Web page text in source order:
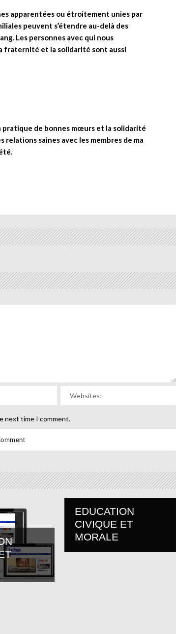
apparentées ou étroitement unies par
peuvent s’étendre au-delà des
Les personnes avec qui nous
fraternité et la solidarité sont aussi
de bonnes mœurs et la solidarité
saines avec les membres de ma
next time I comment.
EDUCATION
CIVIQUE ET
MORALE